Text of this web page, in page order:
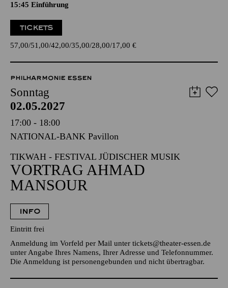
Dichtung vom Komponisten
15:45 Einführung
57,00 51,00 42,00 35,00
PHILHARMONIE ESSEN
Sonntag
02.05.2027
17:00 - 18:00
NATIONAL-BANK Pavillon
TIKWAH - FESTIVAL JÜDISCHER MUSIK
VORTRAG AHMAD
MANSOUR
INFO
Eintritt frei